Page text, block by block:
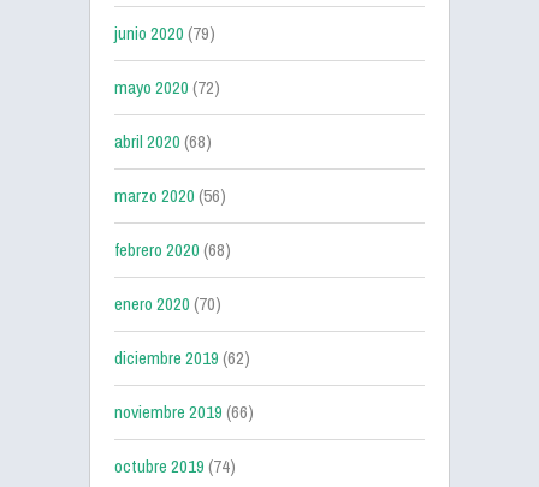
junio 2020(79)
mayo 2020(72)
abril 2020(68)
marzo 2020(56)
febrero 2020(68)
enero 2020(70)
diciembre 2019(62)
noviembre 2019(66)
octubre 2019(74)